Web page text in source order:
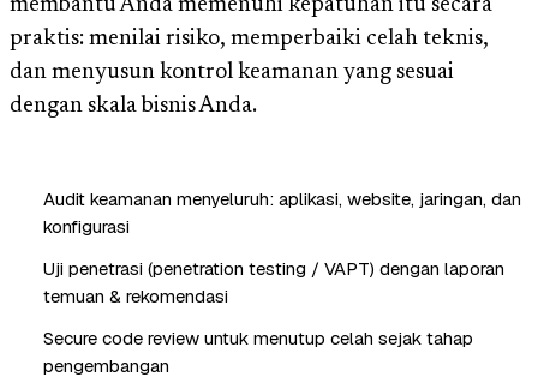
membantu Anda memenuhi kepatuhan itu secara
praktis: menilai risiko, memperbaiki celah teknis,
dan menyusun kontrol keamanan yang sesuai
dengan skala bisnis Anda.
Audit keamanan menyeluruh: aplikasi, website, jaringan, dan
konfigurasi
Uji penetrasi (penetration testing / VAPT) dengan laporan
temuan & rekomendasi
Secure code review untuk menutup celah sejak tahap
pengembangan